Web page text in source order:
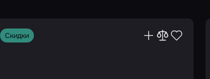
Скидки